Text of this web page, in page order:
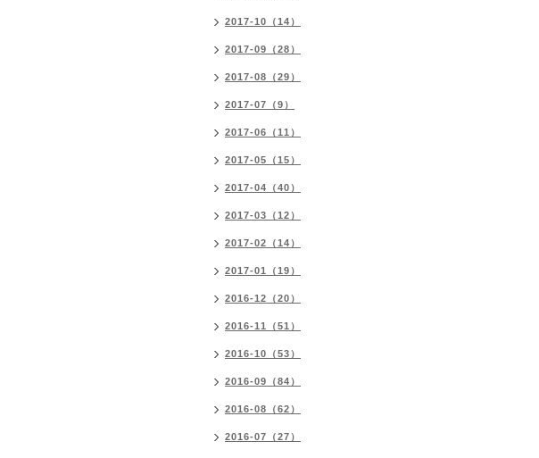
2017-10（14）
2017-09（28）
2017-08（29）
2017-07（9）
2017-06（11）
2017-05（15）
2017-04（40）
2017-03（12）
2017-02（14）
2017-01（19）
2016-12（20）
2016-11（51）
2016-10（53）
2016-09（84）
2016-08（62）
2016-07（27）